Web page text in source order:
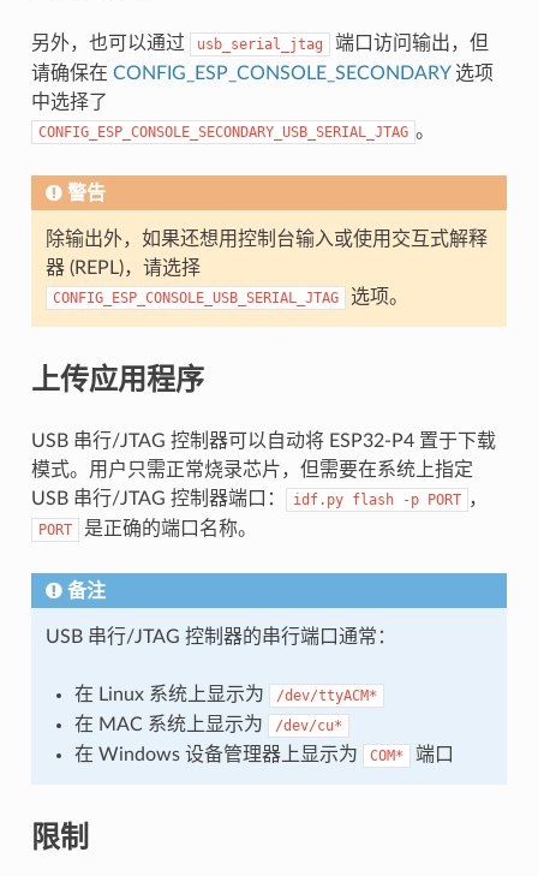
另外，也可以通过 usb_serial_jtag
端口访问输出，但
请确保在 CONFIG_ESP_CONSOLE_SECONDARY选项
中选择了
CONFIG_ESP_CONSOLE_SECONDARY_USB_SERIAL_JTAG 。
警告
除输出外，如果还想用控制台输入或使用交互式解释
器 (REPL)，请选择
CONFIG_ESP_CONSOLE_USB_SERIAL_JTAG 选项。
上传应用程序
USB 串行/JTAG 控制器可以自动将 ESP32-P4 置于下载
模式。用户只需正常烧录芯片，但需要在系统上指定
USB 串行/JTAG 控制器端口：
idf.py flash -p PORT ，
PORT 是正确的端口名称。
备注
USB 串行/JTAG 控制器的串行端口通常：
在 Linux 系统上显示为 /dev/ttyACM*
在 MAC 系统上显示为 /dev/cu*
在 Windows 设备管理器上显示为 COM* 端口
限制